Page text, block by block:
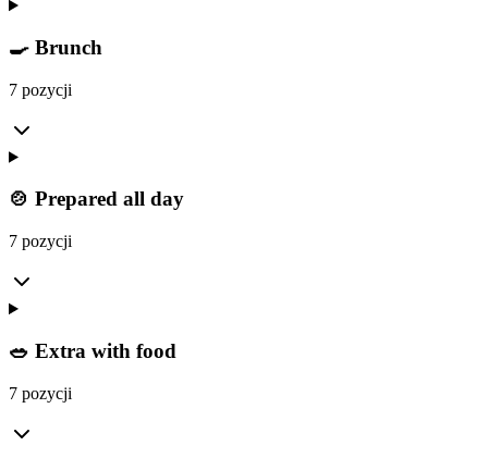
🍳 Brunch
7 pozycji
🍲 Prepared all day
7 pozycji
🥗 Extra with food
7 pozycji